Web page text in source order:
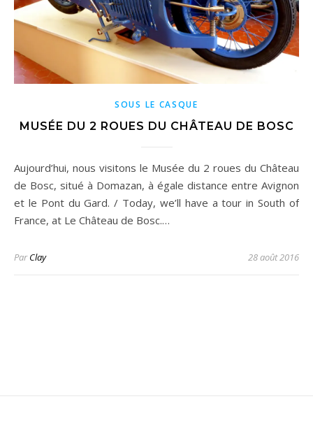
SOUS LE CASQUE
MUSÉE DU 2 ROUES DU CHÂTEAU DE BOSC
Aujourd’hui, nous visitons le Musée du 2 roues du Château
de Bosc, situé à Domazan, à égale distance entre Avignon
et le Pont du Gard. / Today, we’ll have a tour in South of
France, at Le Château de Bosc.…
ParClay 28 août 2016